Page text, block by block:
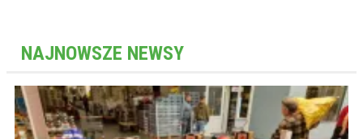
NAJNOWSZE NEWSY